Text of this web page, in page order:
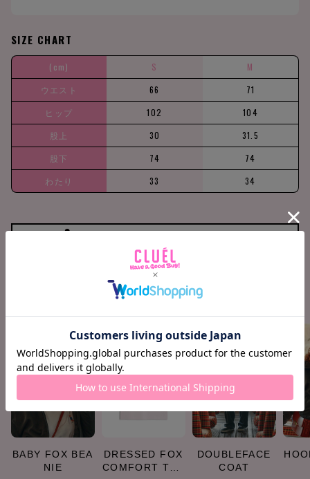
SIZE CHART
(cm) S
M
ウエスト
66
71
ヒップ
102
104
股上
30
31.5
股下
74
74
わたり
33 34
BABY FOX BEA
NIE
DRESSED FOX
COMFORT TEE
DOUBLEFACE
COAT